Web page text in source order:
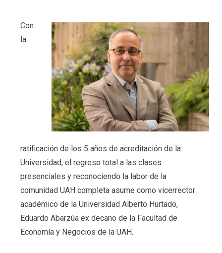
Con
la
ratificación de los 5 años de acreditación de la
Universidad, el regreso total a las clases
presenciales y reconociendo la labor de la
comunidad UAH completa asume como vicerrector
académico de la Universidad Alberto Hurtado,
Eduardo Abarzúa ex decano de la Facultad de
Economía y Negocios de la UAH.